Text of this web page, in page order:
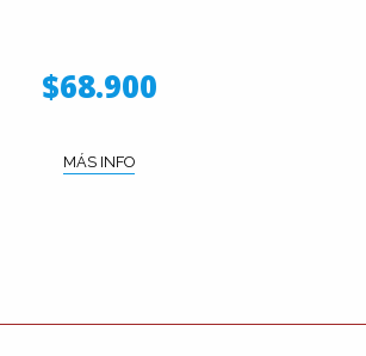
$68.900
MÁS INFO